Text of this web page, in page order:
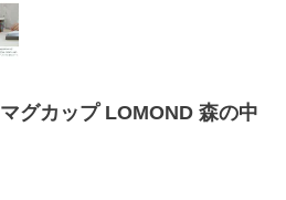
グカップ LOMOND 森の中